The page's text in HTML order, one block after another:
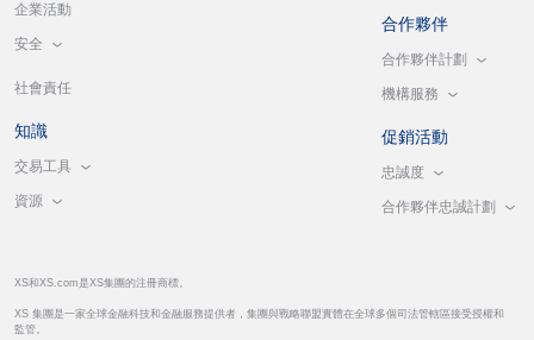
企業活動
安全
社會責任
知識
交易工具
資源
合作夥伴
合作夥伴計劃
機構服務
促銷活動
忠誠度
合作夥伴忠誠計劃
XS和XS.com是XS集團的注冊商標。
XS 集團是一家全球金融科技和金融服務提供者，集團與戰略聯盟實體在全球多個司法管轄區接受授權和
監管。